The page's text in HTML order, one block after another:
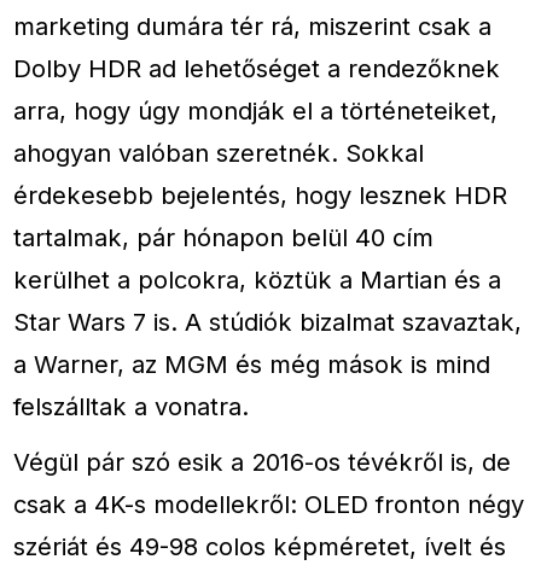
marketing dumára tér rá, miszerint csak a
Dolby HDR ad lehetőséget a rendezőknek
arra, hogy úgy mondják el a történeteiket,
ahogyan valóban szeretnék. Sokkal
érdekesebb bejelentés, hogy lesznek HDR
tartalmak, pár hónapon belül 40 cím
kerülhet a polcokra, köztük a Martian és a
Star Wars 7 is. A stúdiók bizalmat szavaztak,
a Warner, az MGM és még mások is mind
felszálltak a vonatra.
Végül pár szó esik a 2016-os tévékről is, de
csak a 4K-s modellekről: OLED fronton négy
szériát és 49-98 colos képméretet, ívelt és